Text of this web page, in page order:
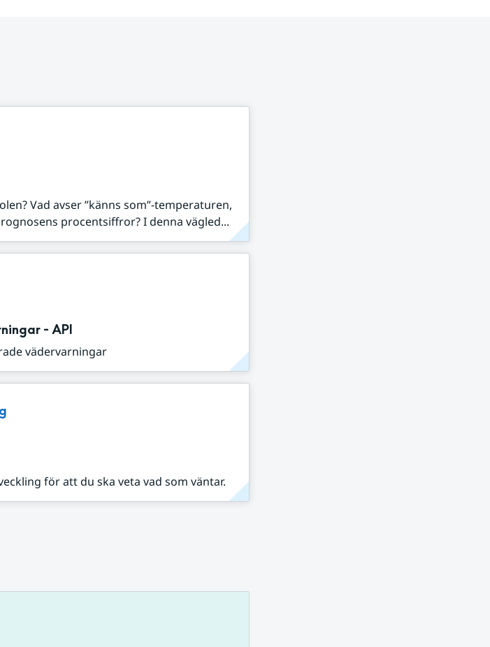
Vad avser ”känns som”-temperaturen,
procentsiffror? I denna vägled...
- API
vädervarningar
för att du ska veta vad som väntar.